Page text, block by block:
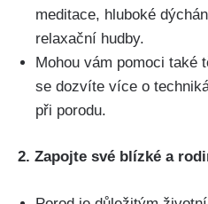
meditace, hluboké
relaxační hudby.
Mohou vám pomoci také
se dozvíte více o
při porodu.
2. Zapojte své blízké a